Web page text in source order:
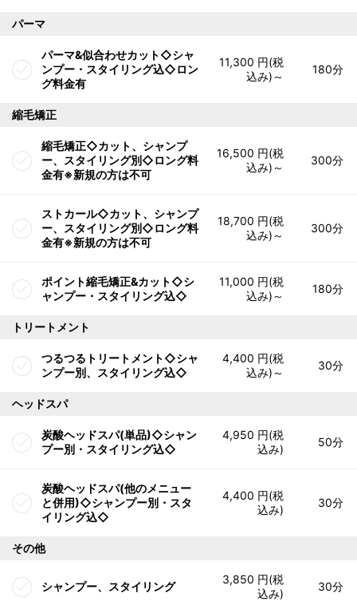
パーマ
パーマ&似合わせカット◇シャ
ンプー・スタイリング込◇ロン
グ料金有
11,300 円(税
込み)～
180分
縮毛矯正
縮毛矯正◇カット、シャンプ
ー、スタイリング別◇ロング料
金有※新規の方は不可
16,500 円(税
込み)～
300分
ストカール◇カット、シャンプ
ー、スタイリング別◇ロング料
金有※新規の方は不可
18,700 円(税
込み)～
300分
ポイント縮毛矯正&カット◇シ
ャンプー・スタイリング込◇
11,000 円(税
込み)～
180分
トリートメント
つるつるトリートメント◇シャ
ンプー別、スタイリング込◇
4,400 円(税
込み)～
30分
ヘッドスパ
炭酸ヘッドスパ(単品)◇シャン
プー別・スタイリング込◇
4,950 円(税
込み)
50分
炭酸ヘッドスパ(他のメニュー
と併用)◇シャンプー別・スタ
イリング込◇
4,400 円(税
込み)
30分
その他
シャンプー、スタイリング
3,850 円(税
込み)
30分